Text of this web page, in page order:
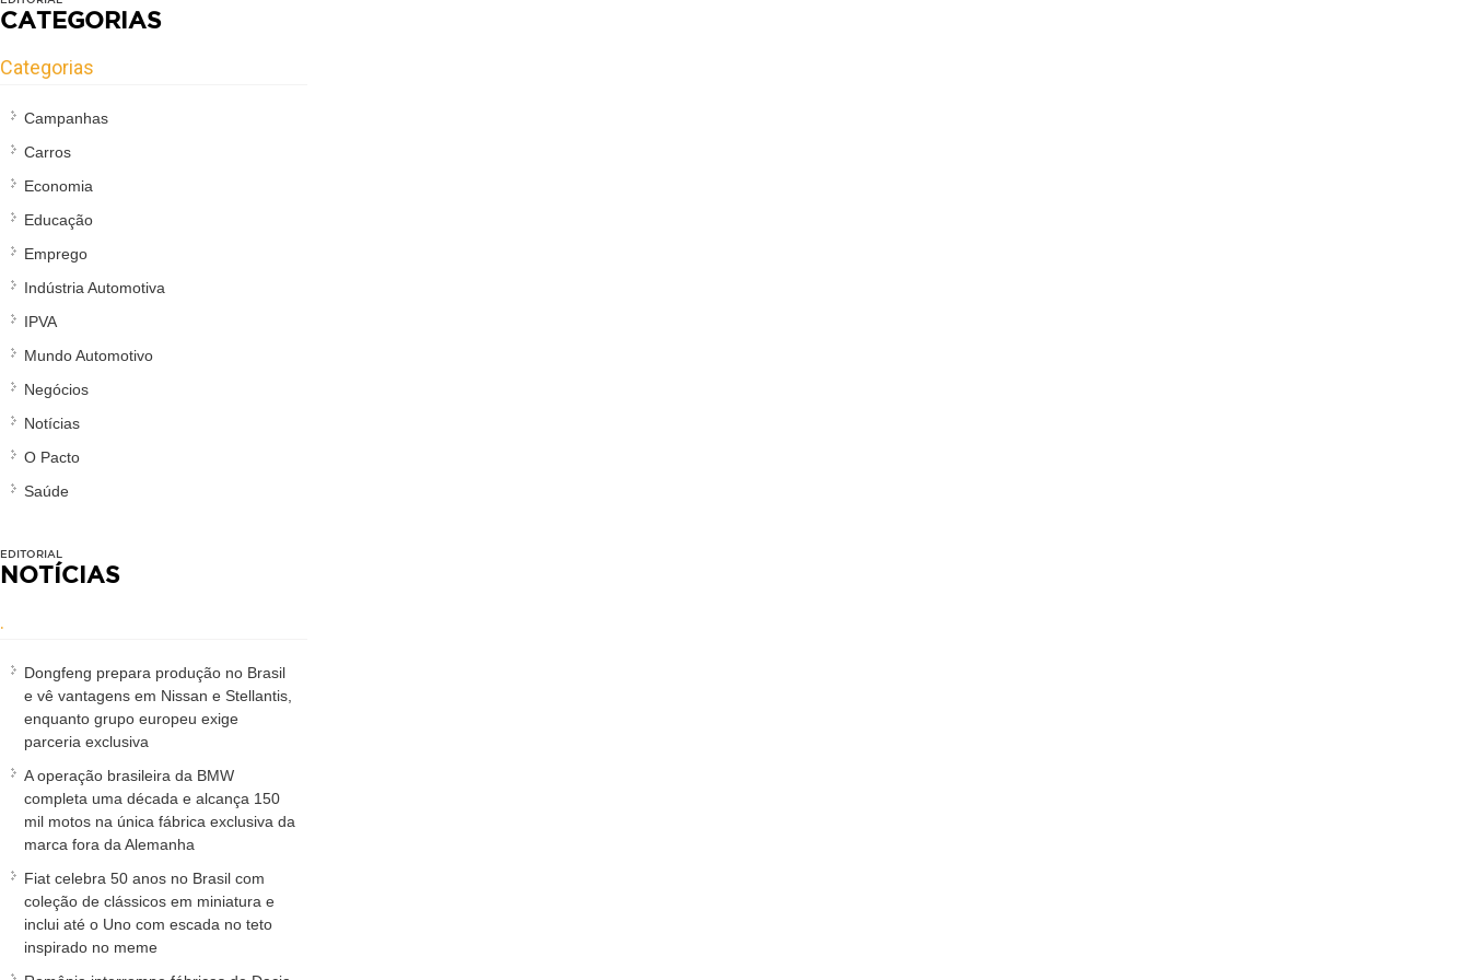
CATEGORIAS
Categorias
Campanhas
Carros
Economia
Educação
Emprego
Indústria Automotiva
IPVA
Mundo Automotivo
Negócios
Notícias
O Pacto
Saúde
EDITORIAL
NOTÍCIAS
.
Dongfeng prepara produção no Brasil
e vê vantagens em Nissan e Stellantis,
enquanto grupo europeu exige
parceria exclusiva
A operação brasileira da BMW
completa uma década e alcança 150
mil motos na única fábrica exclusiva da
marca fora da Alemanha
Fiat celebra 50 anos no Brasil com
coleção de clássicos em miniatura e
inclui até o Uno com escada no teto
inspirado no meme